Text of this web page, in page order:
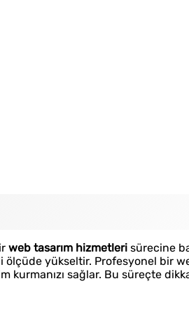
web tasarım hizmetleri sürecine
yükseltir. Profesyonel bir
sağlar. Bu süreçte